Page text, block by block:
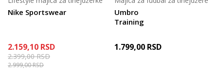
Nike Sportswear
2.159,10 RSD
2.399,00RSD
2.999,00RSD
Umbro
Training
1.799,00 RSD